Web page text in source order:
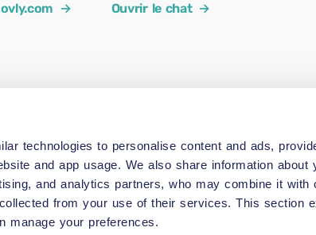
technologies to personalise content and ads,
and app usage. We also share information about
and analytics partners, who may combine it with
from your use of their services. This section
manage your preferences.
→ Ouvrir le chat →